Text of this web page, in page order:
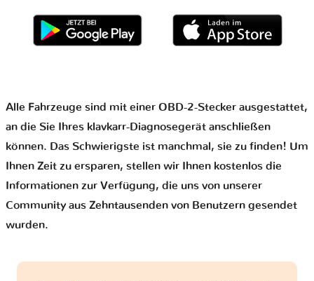
Alle Fahrzeuge sind mit einer OBD-2-Stecker ausgestattet,
an die Sie Ihres klavkarr-Diagnosegerät anschließen
können. Das Schwierigste ist manchmal, sie zu finden! Um
Ihnen Zeit zu ersparen, stellen wir Ihnen kostenlos die
Informationen zur Verfügung, die uns von unserer
Community aus Zehntausenden von Benutzern gesendet
wurden.